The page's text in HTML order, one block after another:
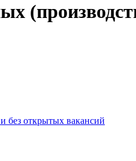
без открытых вакансий